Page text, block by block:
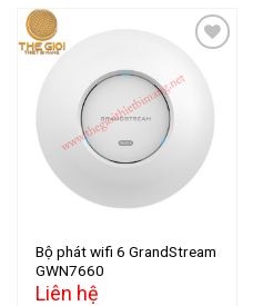
Bộ phát wifi 6 GrandStream
GWN7660
Liên hệ